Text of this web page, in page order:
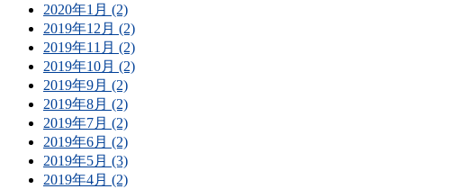
2020年1月 (2)
2019年12月 (2)
2019年11月 (2)
2019年10月 (2)
2019年9月 (2)
2019年8月 (2)
2019年7月 (2)
2019年6月 (2)
2019年5月 (3)
2019年4月 (2)